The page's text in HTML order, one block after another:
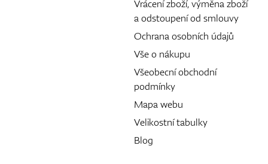
Vrácení zboží, výměna zboží
a odstoupení od smlouvy
Ochrana osobních údajů
Vše o nákupu
Všeobecní obchodní
podmínky
Mapa webu
Velikostní tabulky
Blog